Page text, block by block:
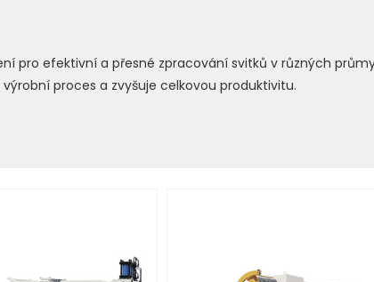
pro efektivní a přesné zpracování svitků v různých
proces a zvyšuje celkovou produktivitu.